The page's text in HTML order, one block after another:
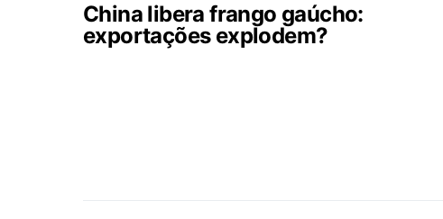
China libera frango gaúcho:
exportações explodem?